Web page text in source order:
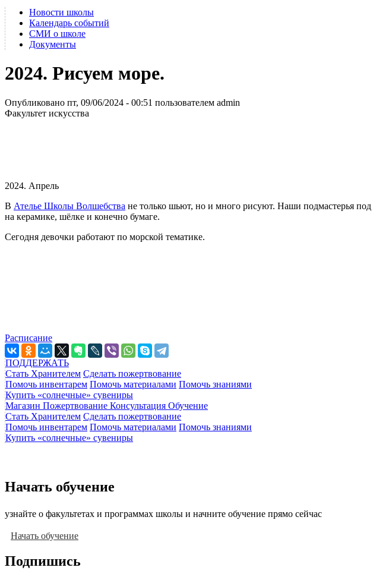
Новости школы
Календарь событий
СМИ о школе
Документы
2024. Рисуем море.
Опубликовано пт, 09/06/2024 - 00:51 пользователем admin
Факультет искусства
2024. Апрель
В Ателье Школы Волшебства не только шьют, но и много рисуют. Наши подмастерья
на керамике, шёлке и конечно бумаге.
Сегодня девочки работают по морской тематике.
Расписание
ПОДДЕРЖАТЬ
Стать Хранителем Сделать пожертвование
Помочь инвентарем Помочь материалами Помочь знаниями
Купить «солнечные» сувениры
Магазин Пожертвование Консультация Обучение
Стать Хранителем Сделать пожертвование
Помочь инвентарем Помочь материалами Помочь знаниями
Купить «солнечные» сувениры
Начать обучение
узнайте о факультетах и программах школы и начните обучение прямо сейчас
Начать обучение
Подпишись